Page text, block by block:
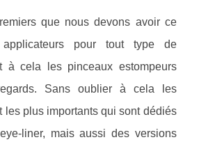
que nous devons avoir ce
pour tout type de
à cela les pinceaux estompeurs
Sans oublier à cela les
les plus importants qui sont dédiés
liner, mais aussi des versions